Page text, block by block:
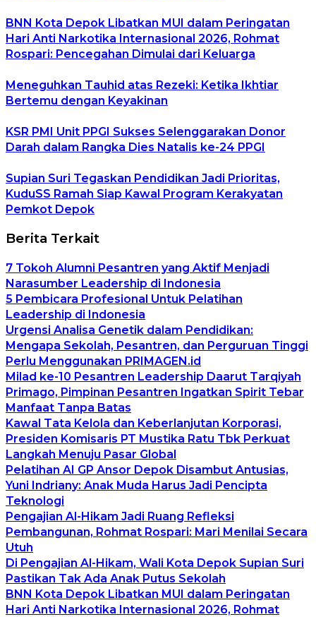
BNN Kota Depok Libatkan MUI dalam Peringatan
Hari Anti Narkotika Internasional 2026, Rohmat
Rospari: Pencegahan Dimulai dari Keluarga
Meneguhkan Tauhid atas Rezeki: Ketika Ikhtiar
Bertemu dengan Keyakinan
KSR PMI Unit PPGI Sukses Selenggarakan Donor
Darah dalam Rangka Dies Natalis ke-24 PPGI
Supian Suri Tegaskan Pendidikan Jadi Prioritas,
KuduSS Ramah Siap Kawal Program Kerakyatan
Pemkot Depok
Berita Terkait
7 Tokoh Alumni Pesantren yang Aktif Menjadi
Narasumber Leadership di Indonesia
5 Pembicara Profesional Untuk Pelatihan
Leadership di Indonesia
Urgensi Analisa Genetik dalam Pendidikan:
Mengapa Sekolah, Pesantren, dan Perguruan Tinggi
Perlu Menggunakan PRIMAGEN.id
Milad ke-10 Pesantren Leadership Daarut Tarqiyah
Primago, Pimpinan Pesantren Ingatkan Spirit Tebar
Manfaat Tanpa Batas
Kawal Tata Kelola dan Keberlanjutan Korporasi,
Presiden Komisaris PT Mustika Ratu Tbk Perkuat
Langkah Menuju Pasar Global
Pelatihan AI GP Ansor Depok Disambut Antusias,
Yuni Indriany: Anak Muda Harus Jadi Pencipta
Teknologi
Pengajian Al-Hikam Jadi Ruang Refleksi
Pembangunan, Rohmat Rospari: Mari Menilai Secara
Utuh
Di Pengajian Al-Hikam, Wali Kota Depok Supian Suri
Pastikan Tak Ada Anak Putus Sekolah
BNN Kota Depok Libatkan MUI dalam Peringatan
Hari Anti Narkotika Internasional 2026, Rohmat